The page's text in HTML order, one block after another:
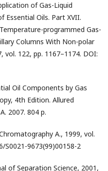
of Gas-Liquid
Essential Oils. Part XVII.
programmed Gas-
Columns With Non-polar
122, pp. 1167–1174. DOI:
Oil Components by Gas
4th Edition. Allured
2007. 804 p.
A., 1999, vol.
S0021-9673(99)00158-2
of Separation Science, 2001,